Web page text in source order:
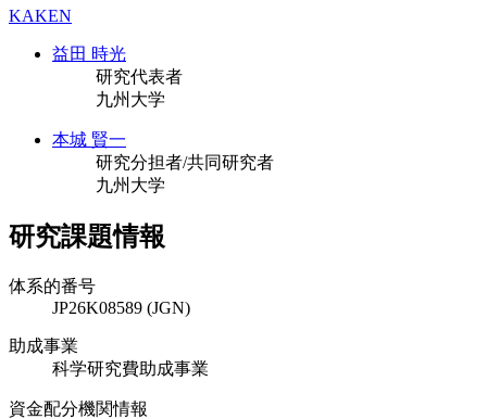
KAKEN
益田 時光
研究代表者
九州大学
本城 賢一
研究分担者/共同研究者
九州大学
研究課題情報
体系的番号
JP26K08589 (JGN)
助成事業
科学研究費助成事業
資金配分機関情報